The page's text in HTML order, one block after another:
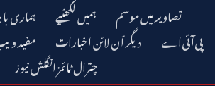
ہماری ہمیں لکھئیے
تصاویر میں موسم
مفید دیگر اؔن لائن اخبارات
چترال ٹائمز انگلش نیوز